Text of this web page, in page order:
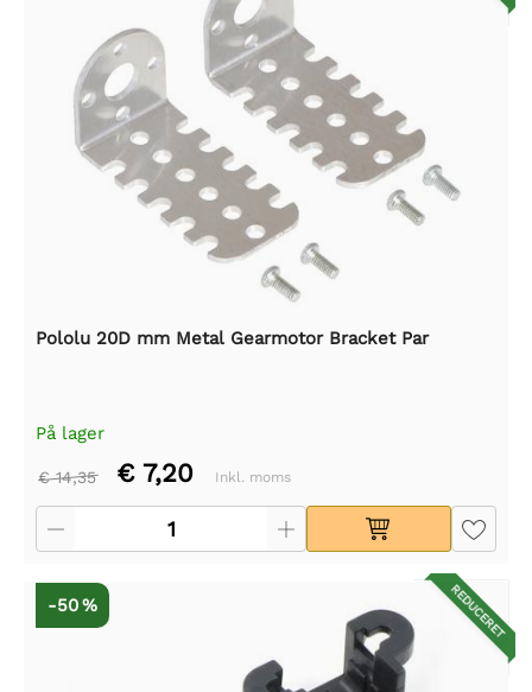
Pololu 20D mm Metal Gearmotor Bracket Par
På lager
€ 14,35 € 7,20 Inkl. moms
REDUCERET
-50 %